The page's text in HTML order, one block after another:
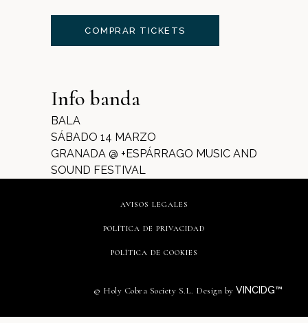
COMPRAR TICKETS
Info banda
BALA
SÁBADO 14 MARZO
GRANADA @ +ESPÁRRAGO MUSIC AND
SOUND FESTIVAL
AVISOS LEGALES
POLÍTICA DE PRIVACIDAD
POLÍTICA DE COOKIES
© Holy Cobra Society S.L. Design by VINCIDG™